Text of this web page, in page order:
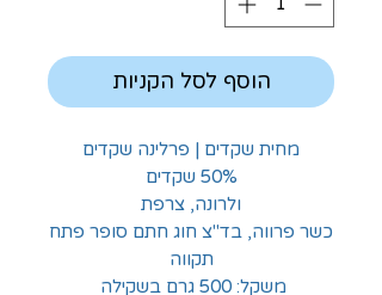
הוסף לסל הקניות
מחית שקדים | פרלינה שקדים
50% שקדים
ולרונה, צרפת
כשר פרווה, בד"צ חוג חתם סופר פתח
תקווה
משקל: 500 גרם בשקילה